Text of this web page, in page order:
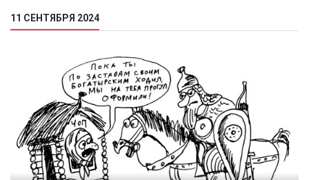
11 СЕНТЯБРЯ 2024